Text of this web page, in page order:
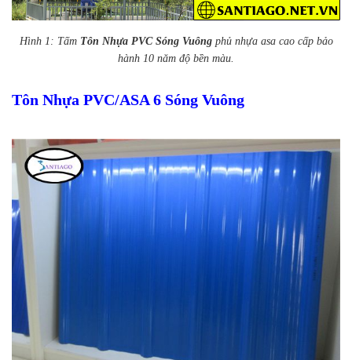
Hình 1: Tấm Tôn Nhựa PVC Sóng Vuôngphủ nhựa asa cao cấp bảo
hành 10 năm độ bền màu.
Tôn Nhựa PVC/ASA 6 Sóng Vuông